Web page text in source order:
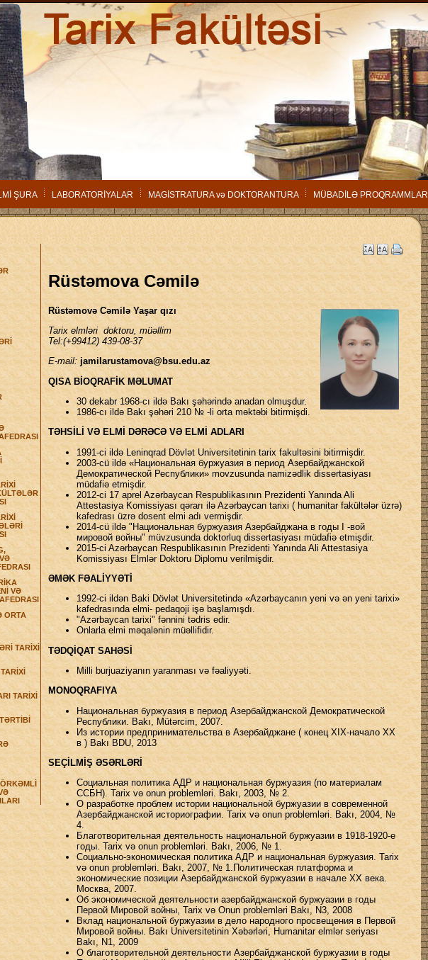
ŞURA LABORATORİYALAR MAGİSTRATURA və DOKTORANTURA MÜBADİLƏ PROQRAMMLARI
VƏ
ORTA
TARİXİ
TARİXİ
Rüstəmova Cəmilə
Rüstəmovə Cəmilə Yaşar qızı
Tarix elmləri doktoru, müəllim
Tel:(+99412) 439-08-37
E-mail: jamilarustamova@bsu.edu.az
QISA BİOQRAFİK MƏLUMAT
30 dekabr 1968-cı ildə Bakı şəhərində anadan olmuşdur.
1986-cı ildə Bakı şəhəri 210 № -li orta məktəbi bitirmişdi.
TƏHSİLİ VƏ ELMİ DƏRƏCƏ VƏ ELMİ ADLARI
1991-ci ildə Leninqrad Dövlət Universitetinin tarix fakultəsini bitirmişdir.
2003-cü ildə «Национальная буржуазия в период Азербайджанской
Демократической Республики» movzusunda namizədlik dissertasiyası
müdafiə etmişdir.
2012-ci 17 aprel Azərbaycan Respublikasının Prezidenti Yanında Ali
Attestasiya Komissiyası qərarı ilə Azərbaycan tarixi ( humanitar fakültələr üzrə)
kafedrası üzrə dosent elmi adı vermişdir.
2014-cü ildə "Национальная буржуазия Азербайджана в годы I -вой
мировой войны" müvzusunda doktorluq dissertasiyası müdafiə etmişdir.
2015-ci Azərbaycan Respublikasının Prezidenti Yanında Ali Attestasiya
Komissiyası Elmlər Doktoru Diplomu verilmişdir.
ƏMƏK FƏALİYYƏTİ
1992-ci ildən Baki Dövlət Universitetində «Azərbaycanın yeni və ən yeni tarixi»
kafedrasında elmi- pedaqoji işə başlamışdı.
"Azərbaycan tarixi" fənnini tədris edir.
Onlarla elmi məqalənin müəllifidir.
TƏDQİQAT SAHƏSİ
Milli burjuaziyanın yaranması və fəaliyyəti.
MONOQRAFIYA
Национальная буржуазия в период Азербайджанской Демократической
Республики. Bakı, Mütərcim, 2007.
Из истории предпринимательства в Азербайджане ( конец XIX-начало XX
в ) Bakı BDU, 2013
SEÇİLMİŞ ƏSƏRLƏRİ
Социальная политика АДР и национальная буржуазия (по материалам
ССБН). Tarix və onun problemləri. Bakı, 2003, № 2.
О разработке проблем истории национальной буржуазии в современной
Азербайджанской историографии. Tarix və onun problemləri. Bakı, 2004, №
4.
Благотворительная деятельность национальной буржуазии в 1918-1920-е
годы. Tarix və onun problemləri. Bakı, 2006, № 1.
Социально-экономическая политика АДР и национальная буржуазия. Tarix
və onun problemləri. Bakı, 2007, № 1.Политическая платформа и
экономические позиции Азербайджанской буржуазии в начале XX века.
Москва, 2007.
Об экономической деятельности азербайджанской буржуазии в годы
Первой Мировой войны, Tarix və Onun problemləri Bakı, N3, 2008
Вклад национальной буржуазии в дело народного просвещения в Первой
Мировой войны. Bakı Universitetinin Xəbərləri, Humanitar elmlər seriyası
Bakı, N1, 2009
О благотворительной деятельности Азербайджанской буржуазии в годы